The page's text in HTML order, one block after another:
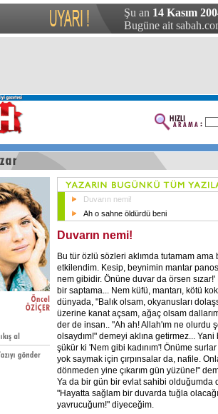
Şu an 14 Kasım
Bugüne ait
Duvarın nemi!
Ah o sahne öldürdü beni
Duvarın nemi!
Bu tür özlü sözleri aklımda tutamam ama
etkilendim. Kesip, beynimin mantar
nem gibidir. Önüne duvar da örsen
bir saptama... Nem küfü, mantarı, kötü
dünyada, "Balık olsam, okyanusları
üzerine kanat açsam, ağaç olsam
der de insan.. "Ah ah! Allah'ım ne olurdu
olsaydım!" demeyi aklına getirmez...
şükür ki 'Nem gibi kadınım'! Önüme
yok saymak için çırpınsalar da, nafile.
dönmeden yine çıkarım gün yüzüne!"
Ya da bir gün bir evlat sahibi olduğumda
"Hayatta sağlam bir duvarda tuğla
yavrucuğum!" diyeceğim.